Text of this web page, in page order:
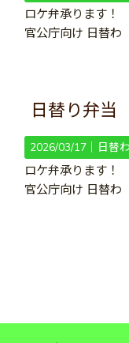
ロケ弁承ります！
官公庁向け 日替わ
日替り弁当 令
2026/03/17｜ 日替
ロケ弁承ります！
官公庁向け 日替わ